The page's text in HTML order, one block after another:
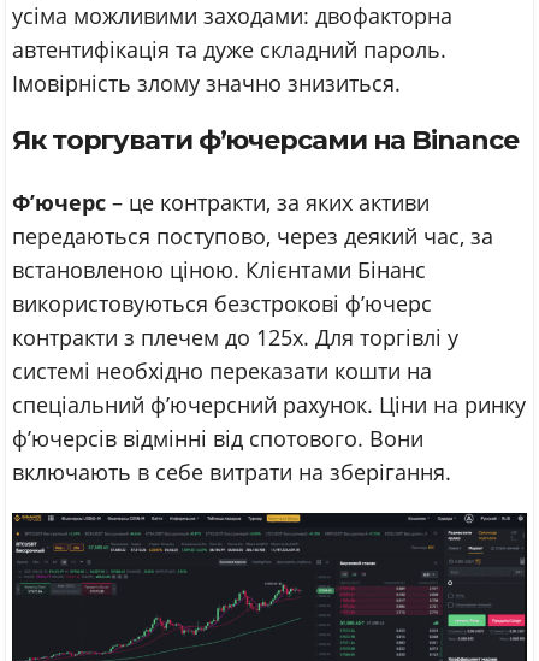
усіма можливими заходами: двофакторна
автентифікація та дуже складний пароль.
Імовірність злому значно знизиться.
Як торгувати ф’ючерсами на Binance
Ф’ючерс – це контракти, за яких активи
передаються поступово, через деякий час, за
встановленою ціною. Клієнтами Бінанс
використовуються безстрокові ф’ючерс
контракти з плечем до 125x. Для торгівлі у
системі необхідно переказати кошти на
спеціальний ф’ючерсний рахунок. Ціни на ринку
ф’ючерсів відмінні від спотового. Вони
включають в себе витрати на зберігання.